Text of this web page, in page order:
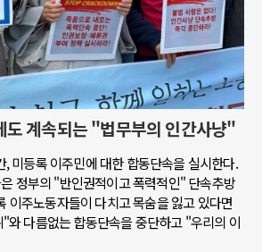
도 계속되는 "법무부의 인간사냥"
, 미등록 이주민에 대한 합동단속을 실시한다.
정부의 "반인권적이고 폭력적인" 단속추방
이주노동자들이 다치고 목숨을 잃고 있다면
와 다름없는 합동단속을 중단하고 "우리의 이